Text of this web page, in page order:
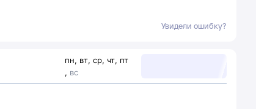
Увидели ошибку?
пн, вт, ср, чт, пт
, вс